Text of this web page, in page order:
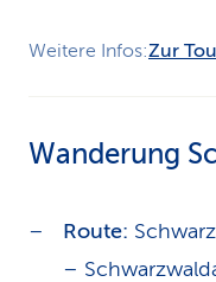
Weitere Infos:Zur
Wanderung
Route:
–